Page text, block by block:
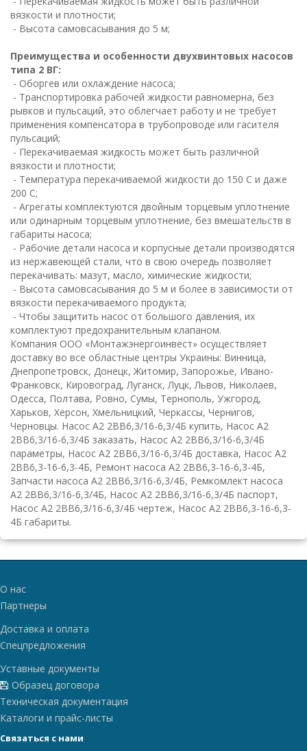
вязкости и плотности;
- Высота самовсасывания до 5 м;
Преимущества и особенности двухвинтовых насосов
типа 2 ВГ:
- Оборгев или охлаждение насоса;
- Транспортировка рабочей жидкости равномерна, без
рывков и пульсаций, это облегчает работу и не требует
применения компенсатора в трубопроводе или гасителя
пульсаций;
- Перекачиваемая жидкость может быть различной
вязкости и плотности;
- Температура перекачиваемой жидкости до 150 С и даже
200 С;
- Агрегаты комплектуются двойным торцевым уплотнение
или одинарным торцевым уплотнение, без вмешательств в
габариты насоса;
- Рабочие детали насоса и корпусные детали производятся
из нержавеющей стали, что в свою очередь позволяет
перекачивать: мазут, масло, химические жидкости;
- Высота самовсасывания до 5 м и более в зависимости от
вязкости перекачиваемого продукта;
- Чтобы защитить насос от большого давления, их
комплектуют предохранительным клапаном.
Компания ООО «Монтажэнергоинвест» осуществляет
доставку во все областные центры Украины: Винница,
Днепропетровск, Донецк, Житомир, Запорожье, Ивано-
Франковск, Кировоград, Луганск, Луцк, Львов, Николаев,
Одесса, Полтава, Ровно, Сумы, Тернополь, Ужгород,
Харьков, Херсон, Хмельницкий, Черкассы, Чернигов,
Черновцы. Насос А2 2ВВ6,3/16-6,3/4Б купить, Насос А2
2ВВ6,3/16-6,3/4Б заказать, Насос А2 2ВВ6,3/16-6,3/4Б
параметры, Насос А2 2ВВ6,3/16-6,3/4Б доставка, Насос А2
2ВВ6,3-16-6,3-4Б, Ремонт насоса А2 2ВВ6,3-16-6,3-4Б,
Запчасти насоса А2 2ВВ6,3/16-6,3/4Б, Ремкомлект насоса
А2 2ВВ6,3/16-6,3/4Б, Насос А2 2ВВ6,3/16-6,3/4Б паспорт,
Насос А2 2ВВ6,3/16-6,3/4Б чертеж, Насос А2 2ВВ6,3-16-6,3-
4Б габариты.
О нас
Партнеры
Доставка и оплата
Спецпредложения
Уставные документы
Образец договора
Техническая документация
Каталоги и прайс-листы
Связаться с нами